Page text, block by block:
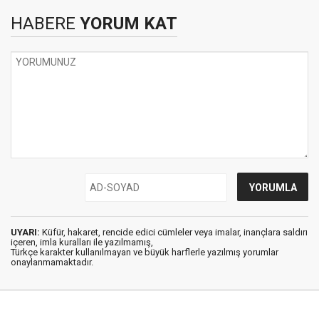
HABERE YORUM KAT
UYARI: Küfür, hakaret, rencide edici cümleler veya imalar, inançlara saldırı
içeren, imla kuralları ile yazılmamış,
Türkçe karakter kullanılmayan ve büyük harflerle yazılmış yorumlar
onaylanmamaktadır.